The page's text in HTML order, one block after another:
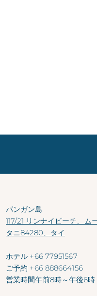
パンガン島
117/21 リンナイビーチ、
タニ84280、タイ
ホテル +66 77951567
ご予約 +66 888664156
営業時間午前8時～午後6時